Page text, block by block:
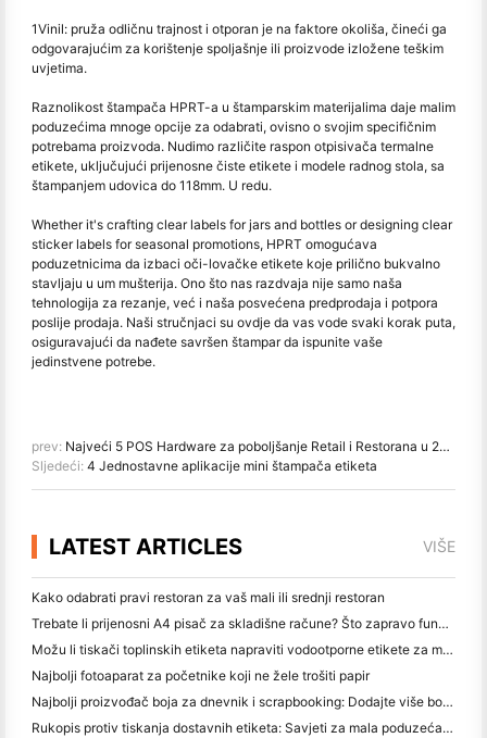
1Vinil: pruža odličnu trajnost i otporan je na faktore okoliša, čineći ga
odgovarajućim za korištenje spoljašnje ili proizvode izložene teškim
uvjetima.
Raznolikost štampača HPRT-a u štamparskim materijalima daje malim
poduzećima mnoge opcije za odabrati, ovisno o svojim specifičnim
potrebama proizvoda. Nudimo različite raspon otpisivača termalne
etikete, uključujući prijenosne čiste etikete i modele radnog stola, sa
štampanjem udovica do 118mm. U redu.
Whether it's crafting clear labels for jars and bottles or designing clear
sticker labels for seasonal promotions, HPRT omogućava
poduzetnicima da izbaci oči-lovačke etikete koje prilično bukvalno
stavljaju u um mušterija. Ono što nas razdvaja nije samo naša
tehnologija za rezanje, već i naša posvećena predprodaja i potpora
poslije prodaja. Naši stručnjaci su ovdje da vas vode svaki korak puta,
osiguravajući da nađete savršen štampar da ispunite vaše
jedinstvene potrebe.
prev: Najveći 5 POS Hardware za poboljšanje Retail i Restorana u 2024. godini
Sljedeći: 4 Jednostavne aplikacije mini štampača etiketa
LATEST ARTICLES VIŠE
Kako odabrati pravi restoran za vaš mali ili srednji restoran
Trebate li prijenosni A4 pisač za skladišne račune? Što zapravo funkcionira
Možu li tiskači toplinskih etiketa napraviti vodootporne etikete za male proizvode?
Najbolji fotoaparat za početnike koji ne žele trošiti papir
Najbolji proizvođač boja za dnevnik i scrapbooking: Dodajte više boja na svaku stranicu
Rukopis protiv tiskanja dostavnih etiketa: Savjeti za mala poduzeća u 2026.